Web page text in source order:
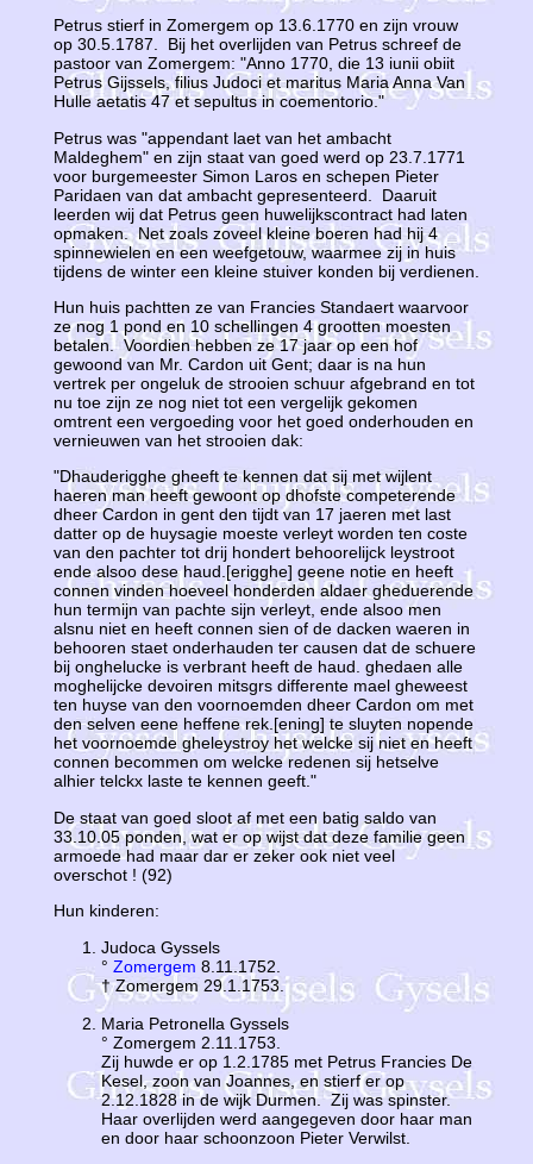
Petrus stierf in Zomergem op 13.6.1770 en zijn vrouw
op 30.5.1787. Bij het overlijden van Petrus schreef de
pastoor van Zomergem: "Anno 1770, die 13 iunii obiit
Petrus Gijssels, filius Judoci et maritus Maria Anna Van
Hulle aetatis 47 et sepultus in coementorio."
Petrus was "appendant laet van het ambacht
Maldeghem" en zijn staat van goed werd op 23.7.1771
voor burgemeester Simon Laros en schepen Pieter
Paridaen van dat ambacht gepresenteerd. Daaruit
leerden wij dat Petrus geen huwelijkscontract had laten
opmaken. Net zoals zoveel kleine boeren had hij 4
spinnewielen en een weefgetouw, waarmee zij in huis
tijdens de winter een kleine stuiver konden bij verdienen.
Hun huis pachtten ze van Francies Standaert waarvoor
ze nog 1 pond en 10 schellingen 4 grootten moesten
betalen. Voordien hebben ze 17 jaar op een hof
gewoond van Mr. Cardon uit Gent; daar is na hun
vertrek per ongeluk de strooien schuur afgebrand en tot
nu toe zijn ze nog niet tot een vergelijk gekomen
omtrent een vergoeding voor het goed onderhouden en
vernieuwen van het strooien dak:
"Dhauderigghe gheeft te kennen dat sij met wijlent
haeren man heeft gewoont op dhofste competerende
dheer Cardon in gent den tijdt van 17 jaeren met last
datter op de huysagie moeste verleyt worden ten coste
van den pachter tot drij hondert behoorelijck leystroot
ende alsoo dese haud.[erigghe] geene notie en heeft
connen vinden hoeveel honderden aldaer gheduerende
hun termijn van pachte sijn verleyt, ende alsoo men
alsnu niet en heeft connen sien of de dacken waeren in
behooren staet onderhauden ter causen dat de schuere
bij onghelucke is verbrant heeft de haud. ghedaen alle
moghelijcke devoiren mitsgrs differente mael gheweest
ten huyse van den voornoemden dheer Cardon om met
den selven eene heffene rek.[ening] te sluyten nopende
het voornoemde gheleystroy het welcke sij niet en heeft
connen becommen om welcke redenen sij hetselve
alhier telckx laste te kennen geeft."
De staat van goed sloot af met een batig saldo van
33.10.05 ponden, wat er op wijst dat deze familie geen
armoede had maar dar er zeker ook niet veel
overschot ! (92)
Hun kinderen:
Judoca Gyssels
° Zomergem 8.11.1752.
† Zomergem 29.1.1753.
Maria Petronella Gyssels
° Zomergem 2.11.1753.
Zij huwde er op 1.2.1785 met Petrus Francies De
Kesel, zoon van Joannes, en stierf er op
2.12.1828 in de wijk Durmen. Zij was spinster.
Haar overlijden werd aangegeven door haar man
en door haar schoonzoon Pieter Verwilst.